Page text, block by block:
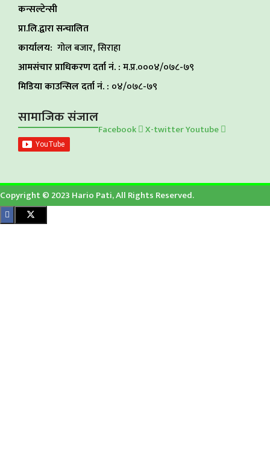
कन्सल्टेन्सी
प्रा.लि.द्वारा सन्चालित
कार्यालय: गोल बजार, सिराहा
आमसंचार प्राधिकरण दर्ता नं. :म.प्र.०००४/०७८-७९
मिडिया काउन्सिल दर्ता नं. : ०४/०७८-७९
सामाजिक संजाल
Facebook X-twitterYoutube
Copyright © 2023 Hario Pati, All Rights Reserved.